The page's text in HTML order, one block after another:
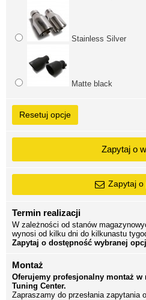
Stainless Silver
Matte black
Resetuj opcje
Zapytaj o
Zapytaj o
Termin realizacji
W zależności od stanów
wynosi od kilku dni do kilkunastu
Zapytaj o dostępność wybranej
Montaż
Oferujemy profesjonalny montaż w
Tuning Center.
Zapraszamy do przesłania zapytania